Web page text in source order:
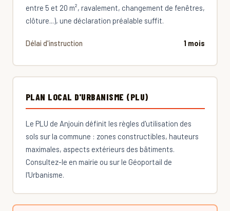
entre 5 et 20 m², ravalement, changement de fenêtres,
clôture...), une déclaration préalable suffit.
Délai d'instruction 1 mois
PLAN LOCAL D'URBANISME (PLU)
Le PLU de Anjouin définit les règles d'utilisation des
sols sur la commune : zones constructibles, hauteurs
maximales, aspects extérieurs des bâtiments.
Consultez-le en mairie ou sur le Géoportail de
l'Urbanisme.